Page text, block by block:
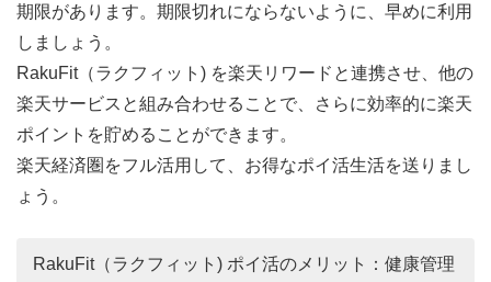
期限があります。期限切れにならないように、早めに利用
しましょう。
RakuFit（ラクフィット) を楽天リワードと連携させ、他の
楽天サービスと組み合わせることで、さらに効率的に楽天
ポイントを貯めることができます。
楽天経済圏をフル活用して、お得なポイ活生活を送りまし
ょう。
RakuFit（ラクフィット) ポイ活のメリット：健康管理